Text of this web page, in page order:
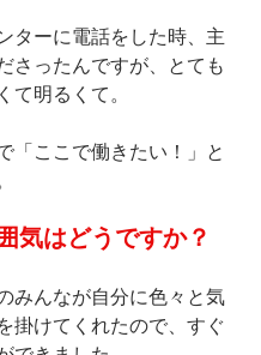
ターに電話をした時、主
さったんですが、とても
て明るくて。
「ここで働きたい！」と
気はどうですか？
みんなが自分に色々と気
掛けてくれたので、すぐ